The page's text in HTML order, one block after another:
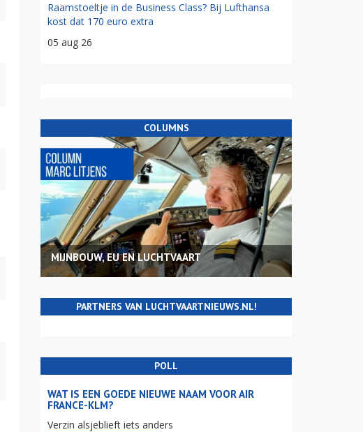
Raamstoeltje in de Business Class? Bij Lufthansa
kost dat 170 euro extra
05 aug 26
COLUMNS
MIJNBOUW, EU EN LUCHTVAART
PARTNERS VAN LUCHTVAARTNIEUWS.NL!
POLL
WAT IS EEN GOEDE NIEUWE NAAM VOOR AIR
FRANCE-KLM?
Verzin alsjeblieft iets anders